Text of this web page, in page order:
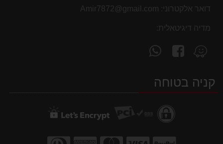
דואר אלקטרוני: Amir7872@gmail.com
מדיה דיגיטאלית:
מצא
אותנו
Waze
עקוב
אחרינו
facebookקניה בטוחה